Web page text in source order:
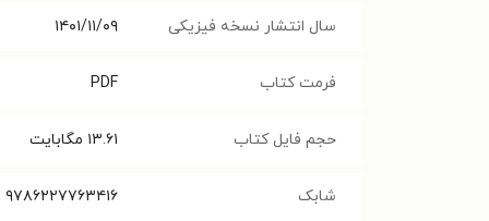
سال انتشار نسخه فیزیکی ۱۴۰۱/۱۱/۰۹
فرمت کتاب PDF
حجم فایل کتاب ۱۳.۶۱ مگابایت
شابک ‭۹۷۸۶۲۲۷۷۶۳۴۱۶